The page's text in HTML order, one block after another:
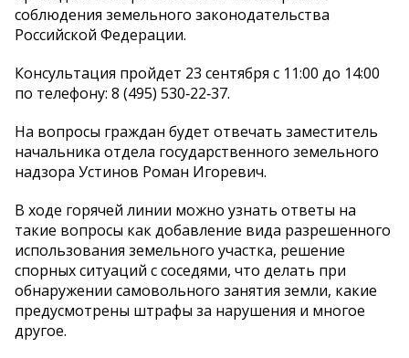
соблюдения земельного законодательства
Российской Федерации.
Консультация пройдет 23 сентября с 11:00 до 14:00
по телефону: 8 (495) 530‑22‑37.
На вопросы граждан будет отвечать заместитель
начальника отдела государственного земельного
надзора Устинов Роман Игоревич.
В ходе горячей линии можно узнать ответы на
такие вопросы как добавление вида разрешенного
использования земельного участка, решение
спорных ситуаций с соседями, что делать при
обнаружении самовольного занятия земли, какие
предусмотрены штрафы за нарушения и многое
другое.